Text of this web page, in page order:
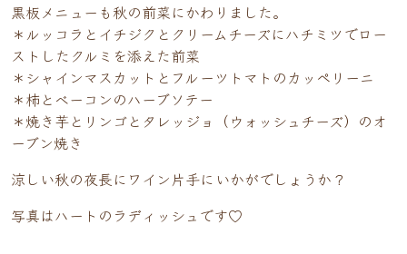
黒板メニューも秋の前菜にかわりました。
＊ルッコラとイチジクとクリームチーズにハチミツでロー
ストしたクルミを添えた前菜
＊シャインマスカットとフルーツトマトのカッペリーニ
＊柿とベーコンのハーブソテー
＊焼き芋とリンゴとタレッジョ（ウォッシュチーズ）のオ
ーブン焼き
涼しい秋の夜長にワイン片手にいかがでしょうか？
写真はハートのラディッシュです♡